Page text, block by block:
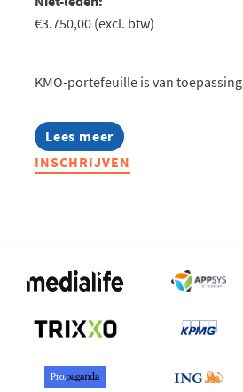
€3.750,00 (excl. btw)
KMO-portefeuille is van toepassing
Lees meer
about
CEO
Forum
INSCHRIJVEN